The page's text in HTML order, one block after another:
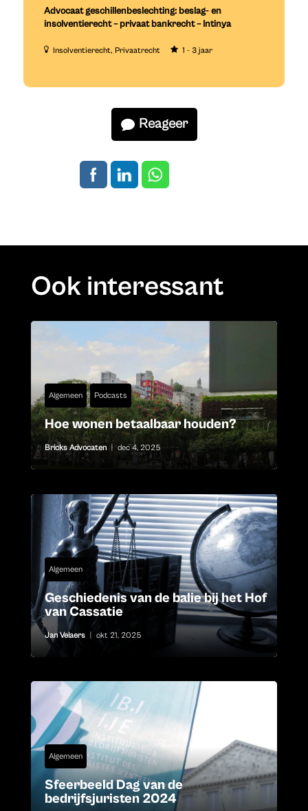
Advocaat geschillenbeslechting: beslag- en
insolventierecht – privaat bankrecht – Intinya
Insolventierecht Privaatrecht 1 - 3 jaar
Reageer
Ook interessant
Algemeen Podcasts
Hoe wonen betaalbaar houden?
Bricks Advocaten | dec 4, 2025
Algemeen
Geschiedenis van de balie bij het Hof
van Cassatie
Jan Velaers okt 21, 2025
Algemeen
Sfeerbeeld Dag van de
bedrijfsjuristen 2024